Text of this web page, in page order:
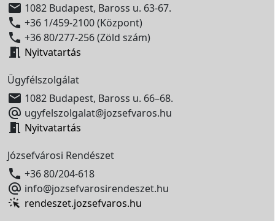
 1082 Budapest, Baross u. 63-67.
 +36 1/459-2100 (Központ)
 +36 80/277-256 (Zöld szám)
 Nyitvatartás
Ügyfélszolgálat
 1082 Budapest, Baross u. 66–68.
 ugyfelszolgalat@jozsefvaros.hu
 Nyitvatartás
Józsefvárosi Rendészet
 +36 80/204-618
 info@jozsefvarosirendeszet.hu
rendeszet.jozsefvaros.hu